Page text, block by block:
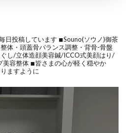
日投稿しています ◾︎Souno(ソウノ)御茶
整体・頭蓋骨バランス調整・背骨-骨盤
し/立体造顔美容鍼/ICCO式美顔はり/
美容整体 ◾︎皆さまの心が軽く穏やか
ますように